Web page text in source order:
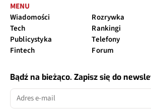
MENU
Wiadomości
Tech
Publicystyka
Fintech
Rozrywka
Rankingi
Telefony
Forum
Bądź na bieżąco. Zapisz się do